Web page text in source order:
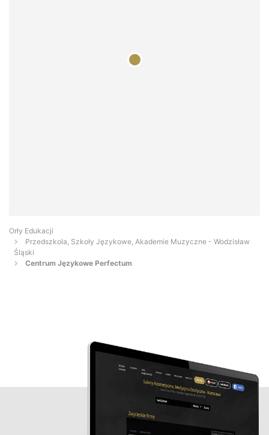
Orły Edukacji
Przedszkola, Szkoły Językowe, Akademie Muzyczne - Wodzisław
Śląski
Centrum Językowe Perfectum